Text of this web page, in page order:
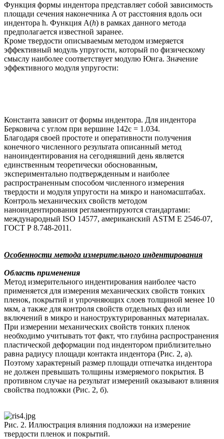
Функция формы индентора представляет собой зависимость
площади сечения наконечника A от расстояния вдоль оси
индентора h. Функция A(h) в рамках данного метода
предполагается известной заранее.
Кроме твердости описываемым методом измеряется
эффективный модуль упругости, который по физическому
смыслу наиболее соответствует модулю Юнга. Значение
эффективного модуля упругости:
Константа зависит от формы индентора. Для индентора
Берковича с углом при вершине 142є = 1.034.
Благодаря своей простоте и оперативности получения
конечного численного результата описанный метод
наноиндентирования на сегодняшний день является
единственным теоретически обоснованным,
экспериментально подтвержденным и наиболее
распространенным способом численного измерения
твердости и модуля упругости на микро и наномасштабах.
Контроль механических свойств методом
наноиндентирования регламентируются стандартами:
международный ISO 14577, американский ASTM E 2546-07,
ГОСТ Р 8.748-2011.
Особенности метода измерительного индентирования
Область применения
Метод измерительного индентирования наиболее часто
применяется для измерения механических свойств тонких
пленок, покрытий и упрочняющих слоев толщиной менее 10
мкм, а также для контроля свойств отдельных фаз или
включений в микро и наноструктурированных материалах.
При измерении механических свойств тонких пленок
необходимо учитывать тот факт, что глубина распространения
пластической деформации под индентором приблизительно
равна радиусу площади контакта индентора (Рис. 2, a).
Поэтому характерный размер площади отпечатка индентора
не должен превышать толщины измеряемого покрытия. В
противном случае на результат измерений оказывают влияния
свойства подложки (Рис. 2, б).
Рис. 2. Иллюстрация влияния подложки на измерение
твердости пленок и покрытий.